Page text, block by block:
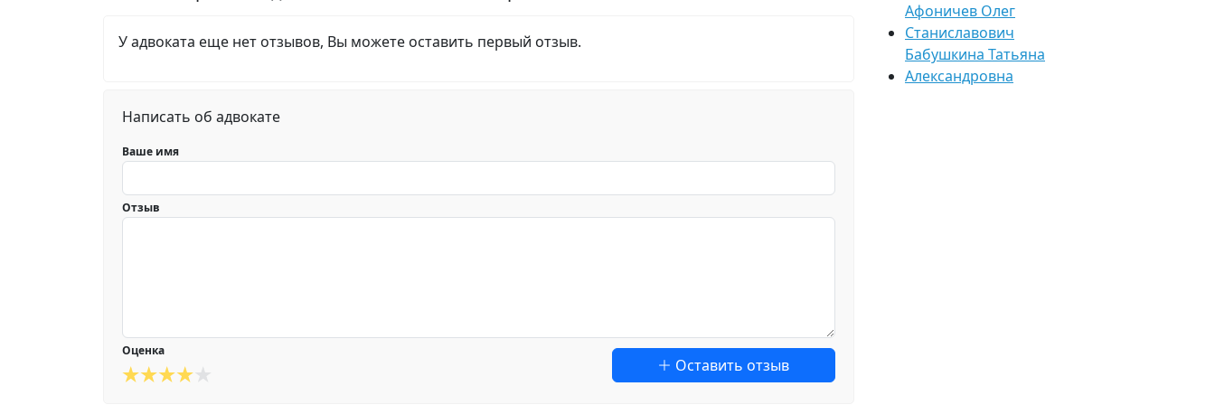
У адвоката еще нет отзывов, Вы можете оставить первый отзыв.
Написать об адвокате
Ваше имя
Отзыв
Оценка
Оставить отзыв
Афоничев Олег
Станиславович
Бабушкина Татьяна
Александровна